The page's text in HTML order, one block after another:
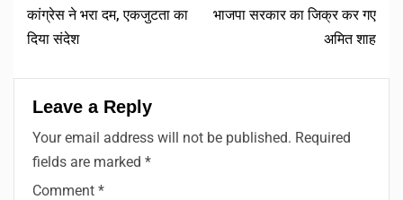
कांग्रेस ने भरा दम, एकजुटता का
दिया संदेश
भाजपा सरकार का जिक्र कर गए
अमित शाह
Leave a Reply
Your email address will not be published. Required
fields are marked *
Comment *